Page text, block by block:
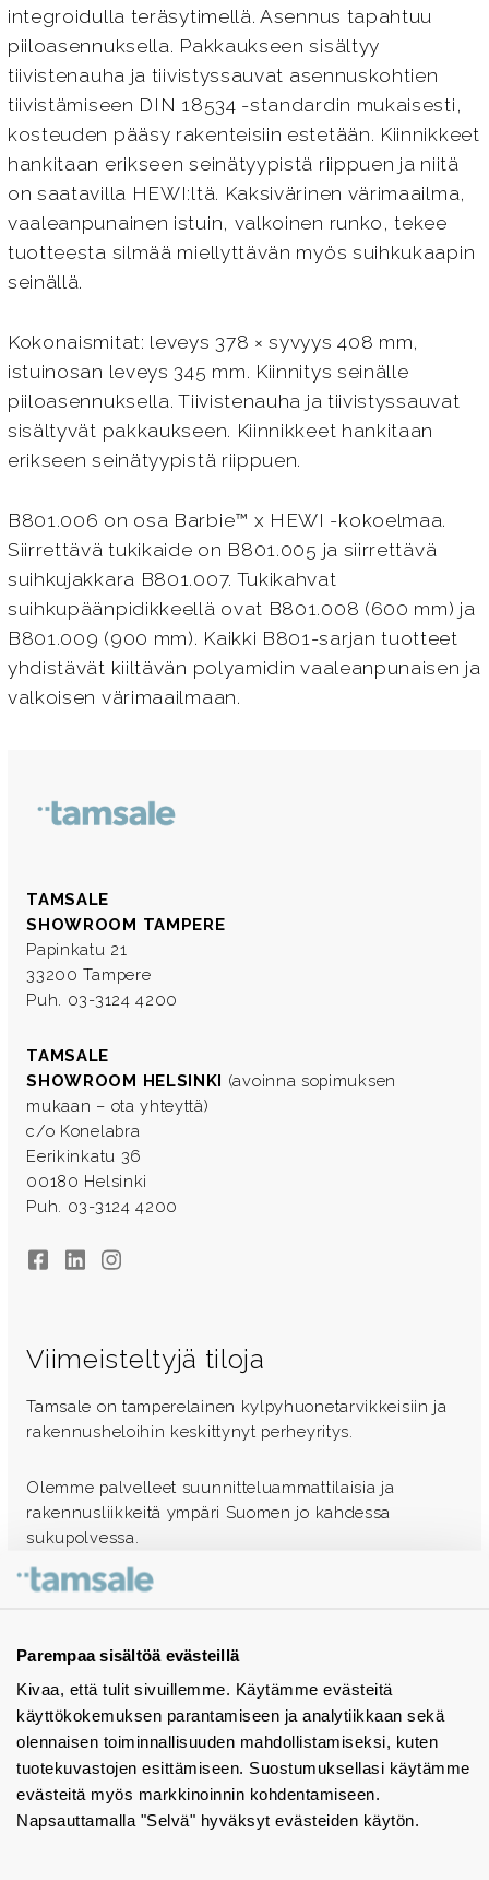
Parempaa sisältöä evästeillä
Kivaa, että tulit sivuillemme. Käytämme evästeitä
käyttökokemuksen parantamiseen ja analytiikkaan sekä
olennaisen toiminnallisuuden mahdollistamiseksi, kuten
tuotekuvastojen esittämiseen. Suostumuksellasi käytämme
evästeitä myös markkinoinnin kohdentamiseen.
Napsauttamalla "Selvä" hyväksyt evästeiden käytön.
integroidulla teräsytimellä. Asennus tapahtuu
piiloasennuksella. Pakkaukseen sisältyy
tiivistenauha ja tiivistyssauvat asennuskohtien
tiivistämiseen DIN 18534 -standardin mukaisesti,
kosteuden pääsy rakenteisiin estetään. Kiinnikkeet
hankitaan erikseen seinätyypistä riippuen ja niitä
on saatavilla HEWI:ltä. Kaksivärinen värimaailma,
vaaleanpunainen istuin, valkoinen runko, tekee
tuotteesta silmää miellyttävän myös suihkukaapin
seinällä.
Kokonaismitat: leveys 378 × syvyys 408 mm,
istuinosan leveys 345 mm. Kiinnitys seinälle
piiloasennuksella. Tiivistenauha ja tiivistyssauvat
sisältyvät pakkaukseen. Kiinnikkeet hankitaan
erikseen seinätyypistä riippuen.
B801.006 on osa Barbie™ x HEWI -kokoelmaa.
Siirrettävä tukikaide on B801.005 ja siirrettävä
suihkujakkara B801.007. Tukikahvat
suihkupäänpidikkeellä ovat B801.008 (600 mm) ja
B801.009 (900 mm). Kaikki B801-sarjan tuotteet
yhdistävät kiiltävän polyamidin vaaleanpunaisen ja
valkoisen värimaailmaan.
TAMSALE
SHOWROOM TAMPERE
Papinkatu 21
33200 Tampere
Puh. 03-3124 4200
TAMSALE
SHOWROOM HELSINKI (avoinna sopimuksen
mukaan – ota yhteyttä)
c/o Konelabra
Eerikinkatu 36
00180 Helsinki
Puh. 03-3124 4200
FacebookLinkedInInstagram
Viimeisteltyjä tiloja
Tamsale on tamperelainen kylpyhuonetarvikkeisiin ja
rakennusheloihin keskittynyt perheyritys.
Olemme palvelleet suunnitteluammattilaisia ja
rakennusliikkeitä ympäri Suomen jo kahdessa
sukupolvessa.
Ota yhteyttä - autamme mielellämme
Tuotekuvastot
Instagram
BIM-objektit
Yhteystiedot
Tiedotteet